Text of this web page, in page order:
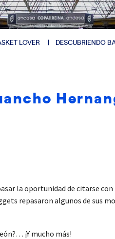
LOVER DESCUBRIENDO
la oportunidad de citarse con
repasaron algunos de sus
¡Y mucho más!